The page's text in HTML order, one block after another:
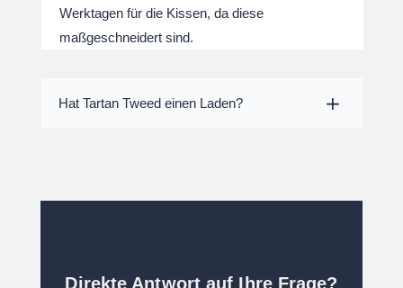
Werktagen für die Kissen, da diese
maßgeschneidert sind.
Hat Tartan Tweed einen Laden?
Direkte Antwort auf Ihre Frage?